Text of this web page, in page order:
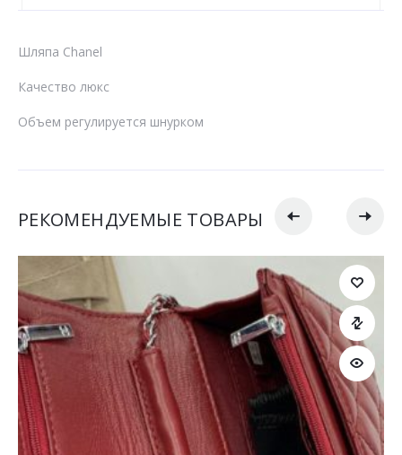
Шляпа Chanel
Качество люкс
Объем регулируется шнурком
РЕКОМЕНДУЕМЫЕ ТОВАРЫ